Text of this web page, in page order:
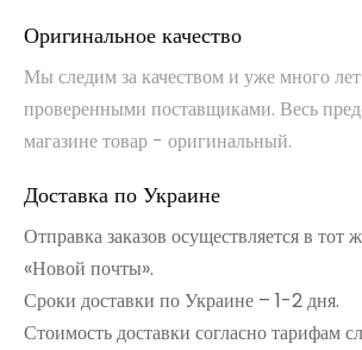
Оригинальное качество
Мы следим за качеством и уже много
проверенными поставщиками. Весь
магазине товар - оригинальный.
Доставка по Украине
Отправка заказов осуществляется в
«Новой почты».
Сроки доставки по Украине – 1-2 дня.
Стоимость доставки согласно тарифам